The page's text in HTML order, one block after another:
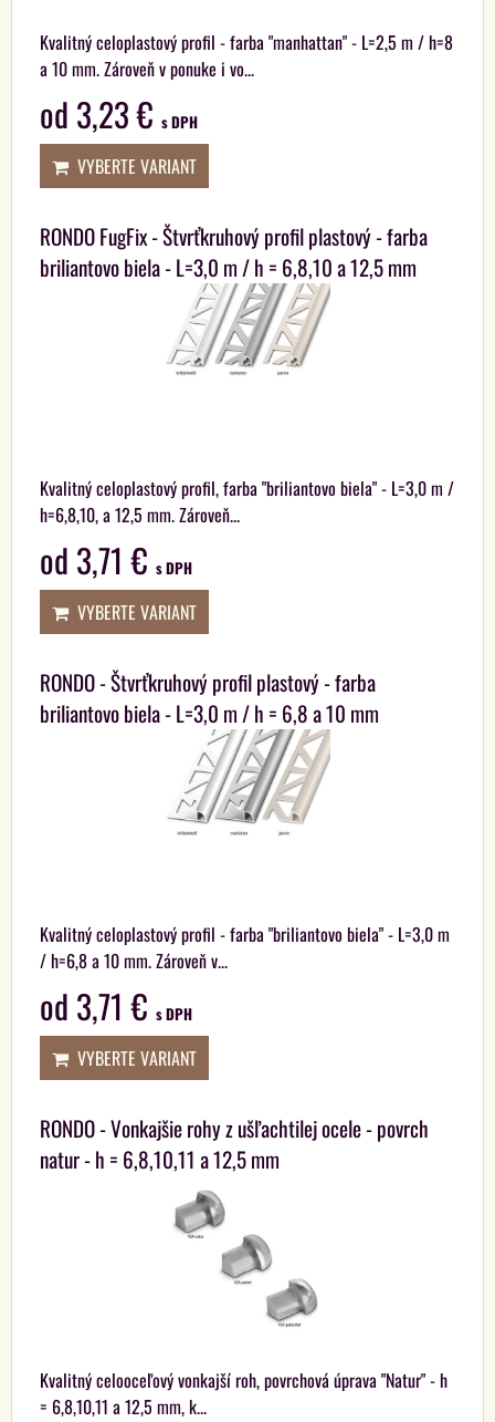
Kvalitný celoplastový profil - farba "manhattan" - L=2,5 m / h=8
a 10 mm. Zároveň v ponuke i vo...
od 3,23 € s DPH
VYBERTE VARIANT
RONDO FugFix - Štvrťkruhový profil plastový - farba
briliantovo biela - L=3,0 m / h = 6,8,10 a 12,5 mm
Kvalitný celoplastový profil, farba "briliantovo biela" - L=3,0 m /
h=6,8,10, a 12,5 mm. Zároveň...
od 3,71 € s DPH
VYBERTE VARIANT
RONDO - Štvrťkruhový profil plastový - farba
briliantovo biela - L=3,0 m / h = 6,8 a 10 mm
Kvalitný celoplastový profil - farba "briliantovo biela" - L=3,0 m
/ h=6,8 a 10 mm. Zároveň v...
od 3,71 € s DPH
VYBERTE VARIANT
RONDO - Vonkajšie rohy z ušľachtilej ocele - povrch
natur - h = 6,8,10,11 a 12,5 mm
Kvalitný celooceľový vonkajší roh, povrchová úprava "Natur" - h
= 6,8,10,11 a 12,5 mm, k...